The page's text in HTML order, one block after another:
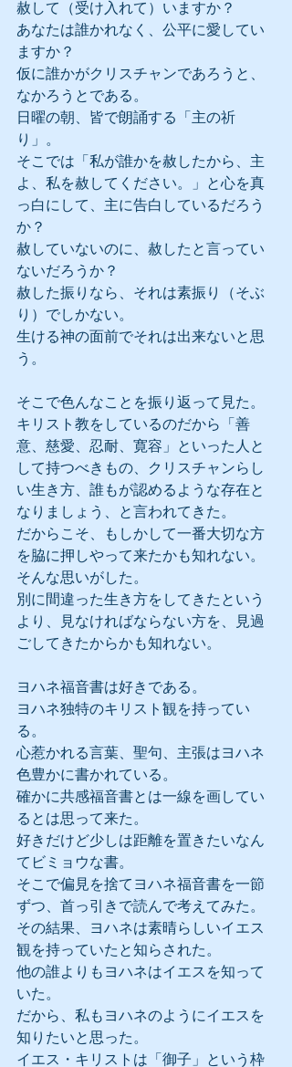
赦して（受け入れて）いますか？
あなたは誰かれなく、公平に愛してい
ますか？
仮に誰かがクリスチャンであろうと、
なかろうとである。
日曜の朝、皆で朗誦する「主の祈
り」。
そこでは「私が誰かを赦したから、主
よ、私を赦してください。」と心を真
っ白にして、主に告白しているだろう
か？
赦していないのに、赦したと言ってい
ないだろうか？
赦した振りなら、それは素振り（そぶ
り）でしかない。
生ける神の面前でそれは出来ないと思
う。
そこで色んなことを振り返って見た。
キリスト教をしているのだから「善
意、慈愛、忍耐、寛容」といった人と
して持つべきもの、クリスチャンらし
い生き方、誰もが認めるような存在と
なりましょう、と言われてきた。
だからこそ、もしかして一番大切な方
を脇に押しやって来たかも知れない。
そんな思いがした。
別に間違った生き方をしてきたという
より、見なければならない方を、見過
ごしてきたからかも知れない。
ヨハネ福音書は好きである。
ヨハネ独特のキリスト観を持ってい
る。
心惹かれる言葉、聖句、主張はヨハネ
色豊かに書かれている。
確かに共感福音書とは一線を画してい
るとは思って来た。
好きだけど少しは距離を置きたいなん
てビミョウな書。
そこで偏見を捨てヨハネ福音書を一節
ずつ、首っ引きで読んで考えてみた。
その結果、ヨハネは素晴らしいイエス
観を持っていたと知らされた。
他の誰よりもヨハネはイエスを知って
いた。
だから、私もヨハネのようにイエスを
知りたいと思った。
イエス・キリストは「御子」という枠